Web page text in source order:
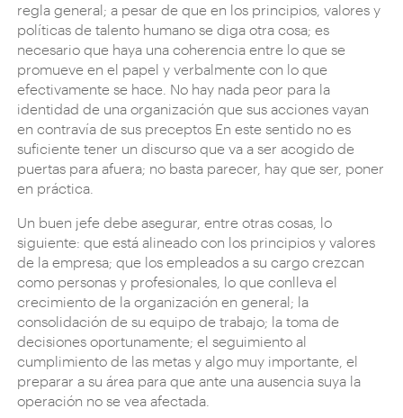
regla general; a pesar de que en los principios, valores y
políticas de talento humano se diga otra cosa; es
necesario que haya una coherencia entre lo que se
promueve en el papel y verbalmente con lo que
efectivamente se hace. No hay nada peor para la
identidad de una organización que sus acciones vayan
en contravía de sus preceptos En este sentido no es
suficiente tener un discurso que va a ser acogido de
puertas para afuera; no basta parecer, hay que ser, poner
en práctica.
Un buen jefe debe asegurar, entre otras cosas, lo
siguiente: que está alineado con los principios y valores
de la empresa; que los empleados a su cargo crezcan
como personas y profesionales, lo que conlleva el
crecimiento de la organización en general; la
consolidación de su equipo de trabajo; la toma de
decisiones oportunamente; el seguimiento al
cumplimiento de las metas y algo muy importante, el
preparar a su área para que ante una ausencia suya la
operación no se vea afectada.